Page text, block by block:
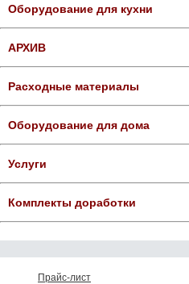
Оборудование для кухни
АРХИВ
Расходные материалы
Оборудование для дома
Услуги
Комплекты доработки
Прайс-лист